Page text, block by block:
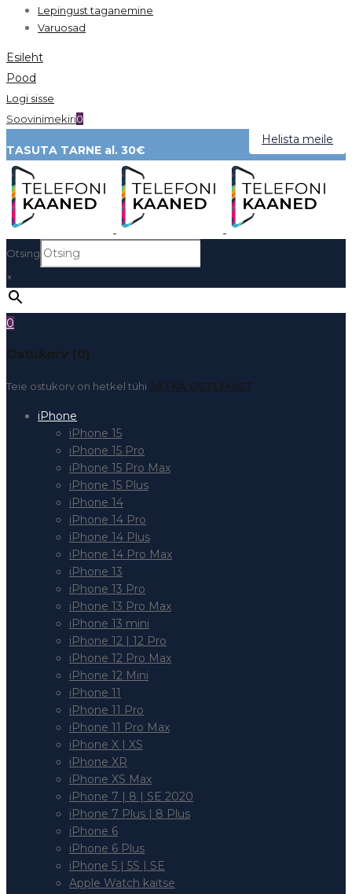
Lepingust taganemine
Varuosad
Esileht
Pood
Logi sisse
Soovinimekiri0
TASUTA TARNE al. 30€
Helista meile
Otsing
×
0
Ostukorv (0)
Teie ostukorv on hetkel tühi JÄTKA OSTLEMIST
iPhone
iPhone 15
iPhone 15 Pro
iPhone 15 Pro Max
iPhone 15 Plus
iPhone 14
iPhone 14 Pro
iPhone 14 Plus
iPhone 14 Pro Max
iPhone 13
iPhone 13 Pro
iPhone 13 Pro Max
iPhone 13 mini
iPhone 12 | 12 Pro
iPhone 12 Pro Max
iPhone 12 Mini
iPhone 11
iPhone 11 Pro
iPhone 11 Pro Max
iPhone X | XS
iPhone XR
iPhone XS Max
iPhone 7 | 8 | SE 2020
iPhone 7 Plus | 8 Plus
iPhone 6
iPhone 6 Plus
iPhone 5 | 5S | SE
Apple Watch kaitse